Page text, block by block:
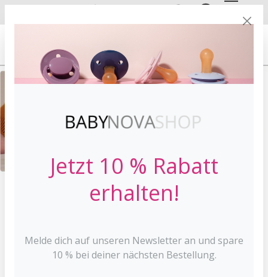
EN
SCHNULLER
DENTISTAR SCHNULLER
Jetzt 10 % Rabatt
erhalten!
Melde dich auf unseren Newsletter an und spare
10 % bei deiner nächsten Bestellung.